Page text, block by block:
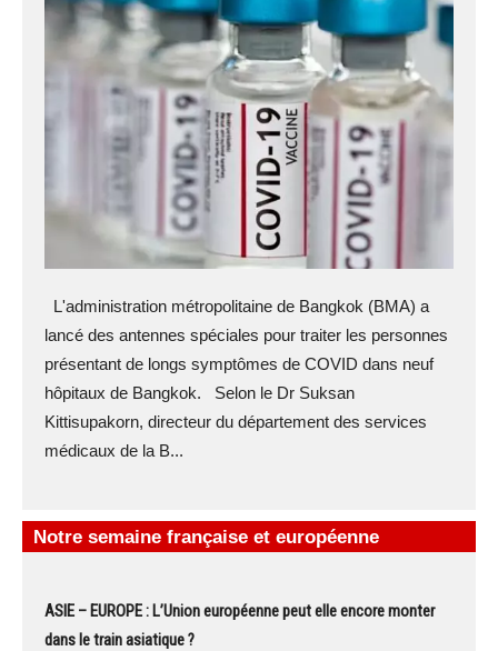
L'administration métropolitaine de Bangkok (BMA) a
lancé des antennes spéciales pour traiter les personnes
présentant de longs symptômes de COVID dans neuf
hôpitaux de Bangkok. Selon le Dr Suksan
Kittisupakorn, directeur du département des services
médicaux de la B...
Notre semaine française et européenne
ASIE – EUROPE : L’Union européenne peut elle encore monter
dans le train asiatique ?